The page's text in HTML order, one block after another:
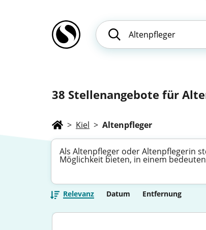
38 Stellenangebote für
> Kiel > Altenpfleger
Als Altenpfleger oder Altenpflegerin
Möglichkeit bieten, in einem
Relevanz Datum Entfernung